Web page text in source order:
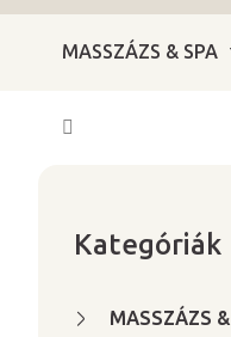
MASSZÁZS & SPA
átugrása
Kategóriák
MASSZÁZS